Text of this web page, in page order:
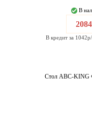
В
В кредит за
Стол ABC-KING